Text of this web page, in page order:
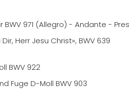
BWV 971 (Allegro) - Andante -
Herr Jesu Christ», BWV 639
BWV 922
Fuge D-Moll BWV 903